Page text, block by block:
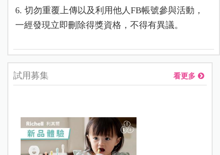
6. 切勿重覆上傳以及利用他人FB帳號參與活動，
一經發現立即刪除得獎資格，不得有異議。
試用募集 看更多